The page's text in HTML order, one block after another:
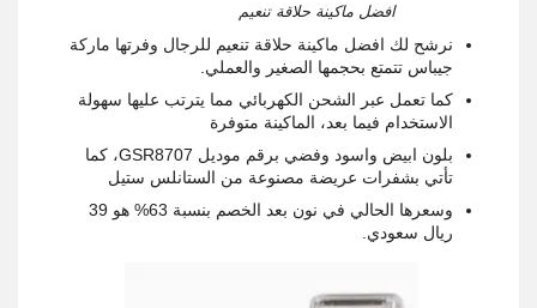
افضل ماكينة حلاقة تنعيم
نرشح لك افضل ماكينة حلاقة تنعيم للرجال وفرتها ماركة
جيباس تتمتع بحجمها الصغير والعملي.
كما تعمل عبر الشحن الكهربائي مما يترتب عليها سهولة
الاستخدام فيما بعد، الماكينة متوفرة
بلون ابيض واسود وفضي برقم موديل GSR8707، كما
تأتي بشفرات عريضة مصنوعة من الستانلس ستيل
وسعرها الحالي في نون بعد الخصم بنسبة 63% هو 39
ريال سعودي.